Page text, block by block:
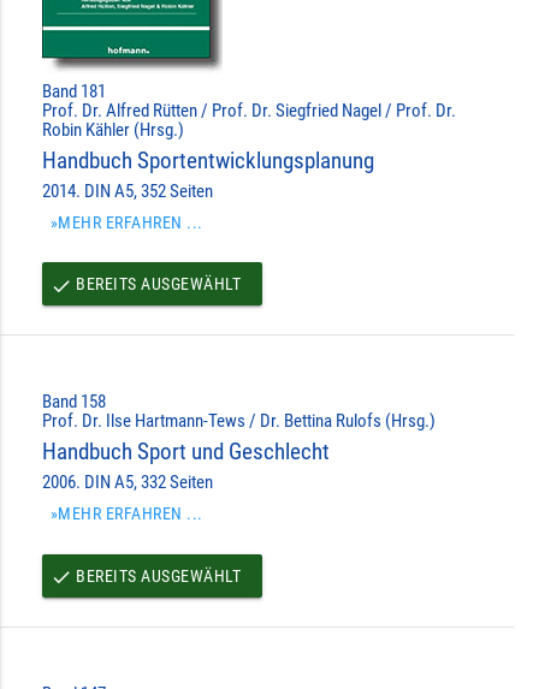
Band 181
Prof. Dr. Alfred Rütten / Prof. Dr. Siegfried Nagel / Prof. Dr.
Robin Kähler (Hrsg.)
Handbuch Sportentwicklungsplanung
2014. DIN A5, 352 Seiten
»MEHR ERFAHREN ...
done BEREITS AUSGEWÄHLT
Band 158
Prof. Dr. Ilse Hartmann-Tews / Dr. Bettina Rulofs (Hrsg.)
Handbuch Sport und Geschlecht
2006. DIN A5, 332 Seiten
»MEHR ERFAHREN ...
done BEREITS AUSGEWÄHLT